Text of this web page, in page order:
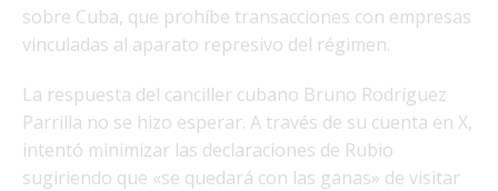
sobre Cuba, que prohíbe transacciones con empresas
vinculadas al aparato represivo del régimen.
La respuesta del canciller cubano Bruno Rodríguez
Parrilla no se hizo esperar. A través de su cuenta en X,
intentó minimizar las declaraciones de Rubio
sugiriendo que «se quedará con las ganas» de visitar